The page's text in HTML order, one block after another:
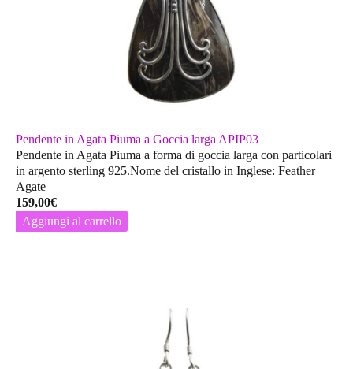
Pendente in Agata Piuma a Goccia larga APIP03
Pendente in Agata Piuma a forma di goccia larga con particolari
in argento sterling 925.Nome del cristallo in Inglese: Feather
Agate
159,00€
Aggiungi al carrello